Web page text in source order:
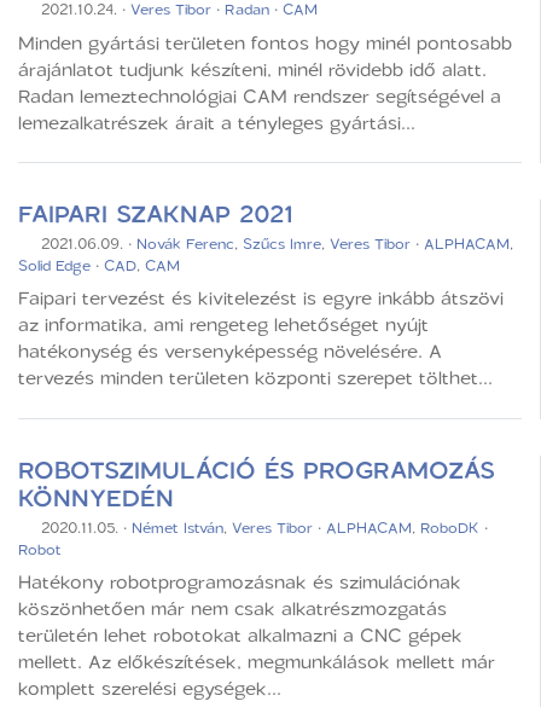
2021.10.24. ·Veres Tibor · Radan ·CAM
Minden gyártási területen fontos hogy minél pontosabb
árajánlatot tudjunk készíteni, minél rövidebb idő alatt.
Radan lemeztechnológiai CAM rendszer segítségével a
lemezalkatrészek árait a tényleges gyártási...
FAIPARI SZAKNAP 2021
2021.06.09. · Novák Ferenc, Szűcs Imre,Veres Tibor ·ALPHACAM,
Solid Edge ·CAD,CAM
Faipari tervezést és kivitelezést is egyre inkább átszövi
az informatika, ami rengeteg lehetőséget nyújt
hatékonység és versenyképesség növelésére. A
tervezés minden területen központi szerepet tölthet...
ROBOTSZIMULÁCIÓ ÉS PROGRAMOZÁS
KÖNNYEDÉN
2020.11.05. · Német István,Veres Tibor ·ALPHACAM, RoboDK ·
Robot
Hatékony robotprogramozásnak és szimulációnak
köszönhetően már nem csak alkatrészmozgatás
területén lehet robotokat alkalmazni a CNC gépek
mellett. Az előkészítések, megmunkálások mellett már
komplett szerelési egységek...